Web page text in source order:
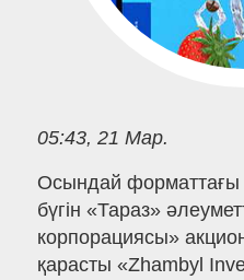
05:43, 21 Мар.
Осындай форматтағы
бүгін «Тараз»
корпорациясы»
қарасты «Zhambyl